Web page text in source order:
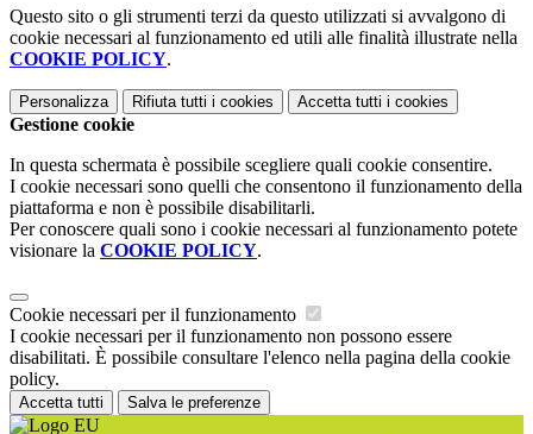
Questo sito o gli strumenti terzi da questo utilizzati si avvalgono di
cookie necessari al funzionamento ed utili alle finalità illustrate nella
COOKIE POLICY.
Personalizza Rifiuta tutti i cookies Accetta tutti i cookies
Gestione cookie
In questa schermata è possibile scegliere quali cookie consentire.
I cookie necessari sono quelli che consentono il funzionamento della
piattaforma e non è possibile disabilitarli.
Per conoscere quali sono i cookie necessari al funzionamento potete
visionare la COOKIE POLICY.
Cookie necessari per il funzionamento
I cookie necessari per il funzionamento non possono essere
disabilitati. È possibile consultare l'elenco nella pagina della cookie
policy.
Accetta tutti Salva le preferenze